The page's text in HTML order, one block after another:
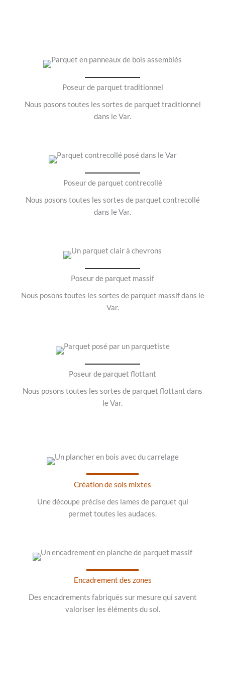
Poseur de parquet traditionnel
Nous posons toutes les sortes de parquet traditionnel
dans le Var.
Poseur de parquet contrecollé
Nous posons toutes les sortes de parquet contrecollé
dans le Var.
Poseur de parquet massif
Nous posons toutes les sortes de parquet massif dans le
Var.
Poseur de parquet flottant
Nous posons toutes les sortes de parquet flottant dans
le Var.
Création de sols mixtes
Une découpe précise des lames de parquet qui
permet toutes les audaces.
Encadrement des zones
Des encadrements fabriqués sur mesure qui savent
valoriser les éléments du sol.